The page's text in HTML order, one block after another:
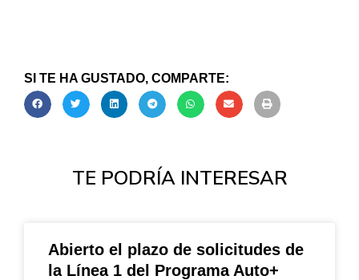
SI TE HA GUSTADO, COMPARTE:
TE PODRÍA INTERESAR
Abierto el plazo de solicitudes de
la Línea 1 del Programa Auto+